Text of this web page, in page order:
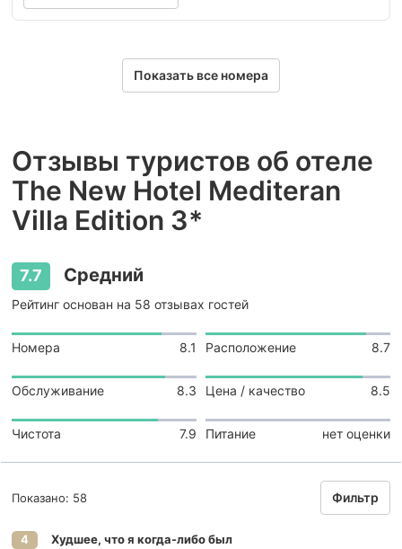
Показать все номера
Отзывы туристов об отеле
The New Hotel Mediteran
Villa Edition 3*
7.7 Средний
Рейтинг основан на 58 отзывах гостей
Номера 8.1 Расположение 8.7
Обслуживание 8.3 Цена / качество 8.5
Чистота 7.9 Питание нет оценки
Показано: 58 Фильтр
4 Худшее, что я когда-либо был